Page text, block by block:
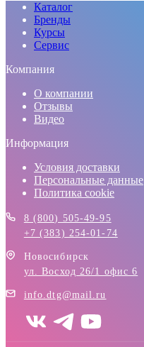
Каталог
Бренды
Курсы
Сервис
Компания
О компании
Отзывы
Видео
Информация
Условия доставки
Персональные данные
Политика cookie
8 (800) 505-49-95
+7 (383) 254-01-74
Новосибирск
ул. Восход 26/1 офис 6
info.dtg@mail.ru